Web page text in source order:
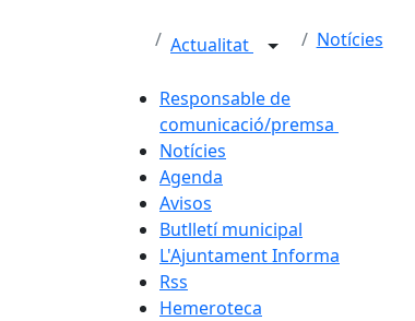
Actualitat Notícies
Responsable de
comunicació/premsa
Notícies
Agenda
Avisos
Butlletí municipal
L'Ajuntament Informa
Rss
Hemeroteca